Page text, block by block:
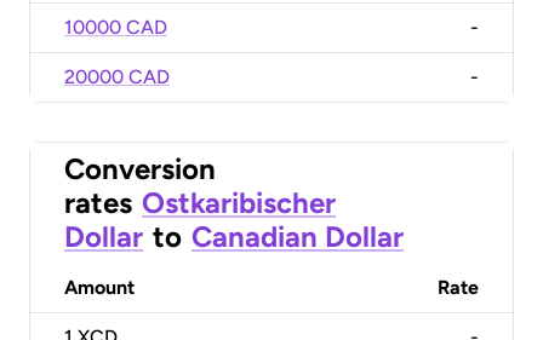
10000 CAD -
20000 CAD -
Conversion
rates Ostkaribischer
Dollar to Canadian Dollar
Amount Rate